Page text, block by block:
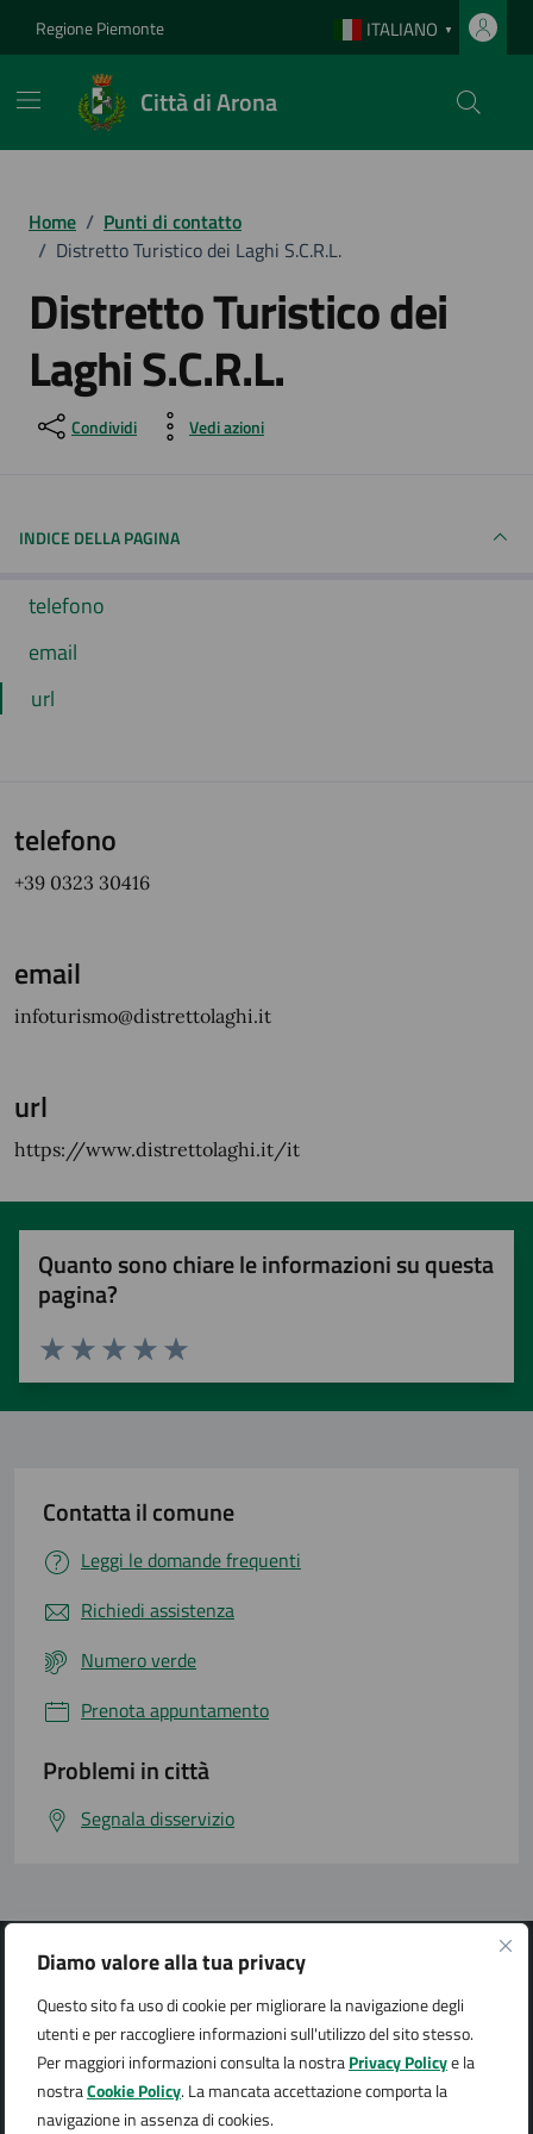
Diamo valore alla tua privacy
Questo sito fa uso di cookie per migliorare la navigazione degli
utenti e per raccogliere informazioni sull'utilizzo del sito stesso.
Per maggiori informazioni consulta la nostraPrivacy Policye la
nostraCookie Policy. La mancata accettazione comporta la
navigazione in assenza di cookies.
Regione Piemonte ITALIANO ▼
Città di Arona
Home / Punti di contatto
/ Distretto Turistico dei Laghi S.C.R.L.
Distretto Turistico dei
Laghi S.C.R.L.
Condividi Vedi azioni
INDICE DELLA PAGINA
telefono
email
url
telefono
+39 0323 30416
email
infoturismo@distrettolaghi.it
url
https://www.distrettolaghi.it/it
Quanto sono chiare le informazioni su questa
pagina?
Valuta 5 stelle su 5
Valuta 4 stelle su 5
Valuta 3 stelle su 5
Valuta 2 stelle su 5
Valuta 1 stelle su 5
Contatta il comune
Leggi le domande frequenti
Richiedi assistenza
Numero verde
Prenota appuntamento
Problemi in città
Segnala disservizio
Città di Arona